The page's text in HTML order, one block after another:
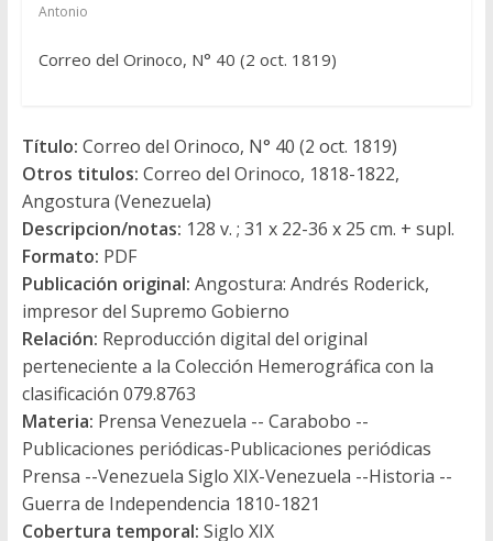
Antonio
Correo del Orinoco, N° 40 (2 oct. 1819)
Título: Correo del Orinoco, N° 40 (2 oct. 1819)
Otros titulos: Correo del Orinoco, 1818-1822,
Angostura (Venezuela)
Descripcion/notas: 128 v. ; 31 x 22-36 x 25 cm. + supl.
Formato: PDF
Publicación original: Angostura: Andrés Roderick,
impresor del Supremo Gobierno
Relación: Reproducción digital del original
perteneciente a la Colección Hemerográfica con la
clasificación 079.8763
Materia: Prensa Venezuela -- Carabobo --
Publicaciones periódicas-Publicaciones periódicas
Prensa --Venezuela Siglo XIX-Venezuela --Historia --
Guerra de Independencia 1810-1821
Cobertura temporal: Siglo XIX